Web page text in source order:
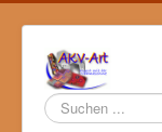
Suchen
...